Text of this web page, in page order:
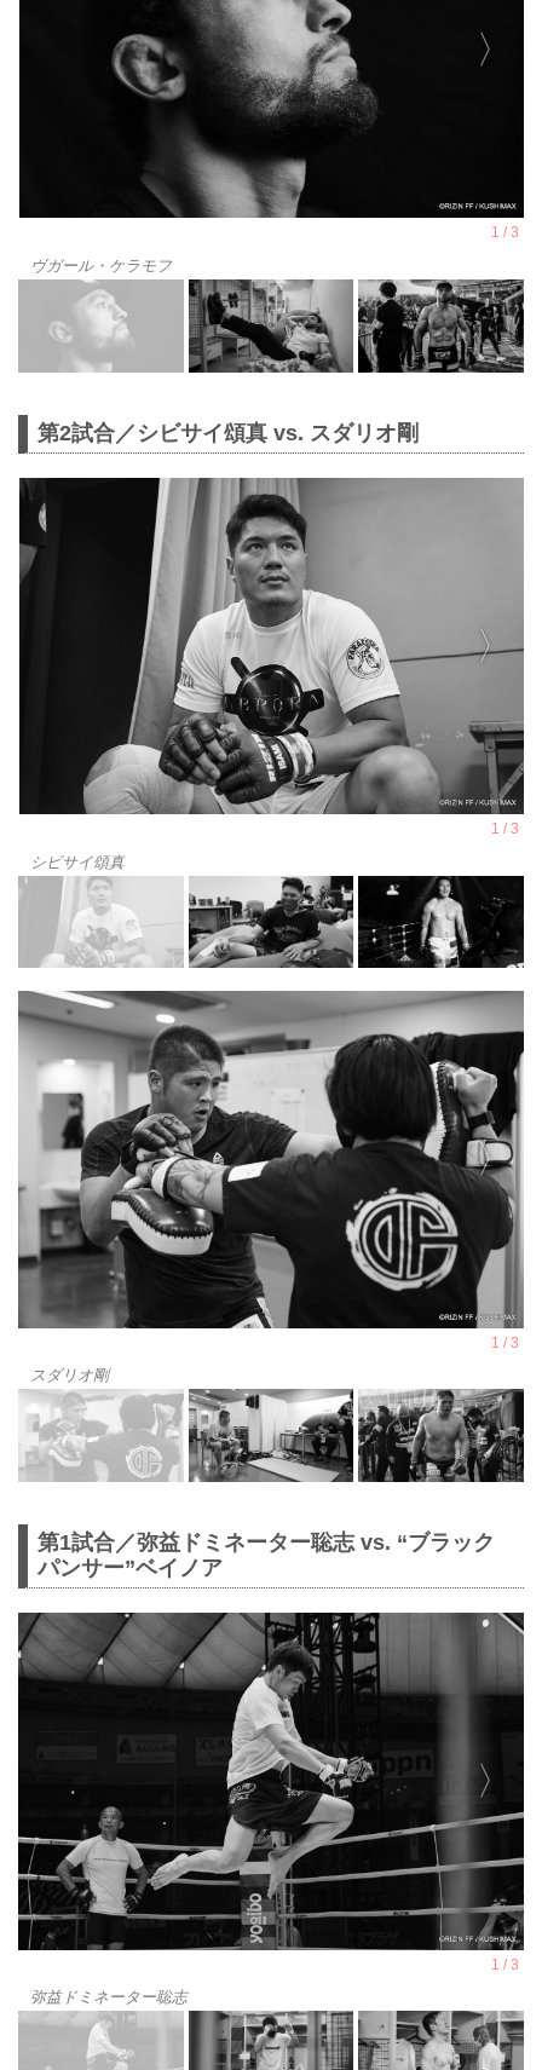
ヴガール・ケラモフ
第2試合／シビサイ頌真 vs. スダリオ剛
シビサイ頌真
スダリオ剛
第1試合／弥益ドミネーター聡志 vs. “ブラック
パンサー”ベイノア
弥益ドミネーター聡志